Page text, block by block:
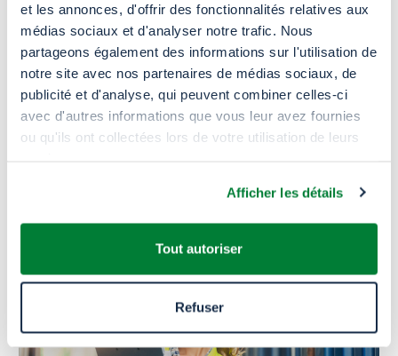
et les annonces, d'offrir des fonctionnalités relatives aux
médias sociaux et d'analyser notre trafic. Nous
partageons également des informations sur l'utilisation de
notre site avec nos partenaires de médias sociaux, de
publicité et d'analyse, qui peuvent combiner celles-ci
avec d'autres informations que vous leur avez fournies
ou qu'ils ont collectées lors de votre utilisation de leurs
Afficher les détails
Tout autoriser
Refuser
Pourquoinous choisir ?